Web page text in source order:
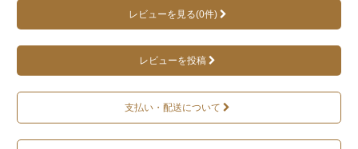
レビューを見る(0件)
レビューを投稿
支払い・配送について